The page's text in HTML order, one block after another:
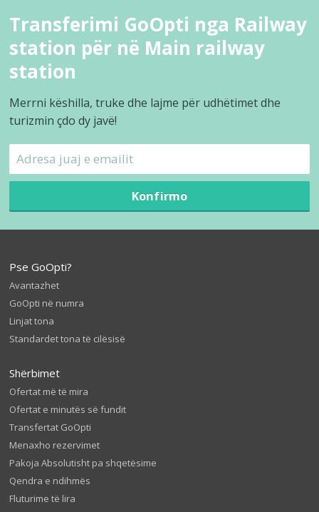
Transferimi GoOpti nga Railway
station për në Main railway
station
Merrni këshilla, truke dhe lajme për udhëtimet dhe
turizmin çdo dy javë!
Konfirmo
Pse GoOpti?
Avantazhet
GoOpti në numra
Linjat tona
Standardet tona të cilësisë
Shërbimet
Ofertat më të mira
Ofertat e minutës së fundit
Transfertat GoOpti
Menaxho rezervimet
Pakoja Absolutisht pa shqetësime
Qendra e ndihmës
Fluturime të lira